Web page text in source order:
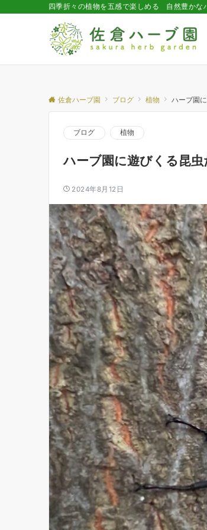
四季折々の植物を五感で楽しめる 自然豊かな
佐倉ハーブ園 ブログ 植物 ハーブ園
ブログ 植物
ハーブ園に遊びくる昆虫
2024年8月12日